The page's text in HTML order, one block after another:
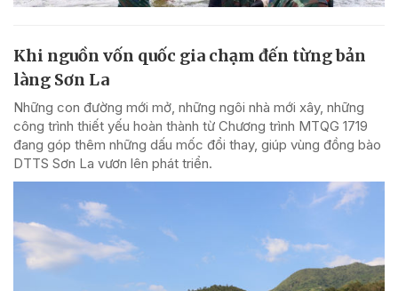
Khi nguồn vốn quốc gia chạm đến từng bản
làng Sơn La
Những con đường mới mở, những ngôi nhà mới xây, những
công trình thiết yếu hoàn thành từ Chương trình MTQG 1719
đang góp thêm những dấu mốc đổi thay, giúp vùng đồng bào
DTTS Sơn La vươn lên phát triển.